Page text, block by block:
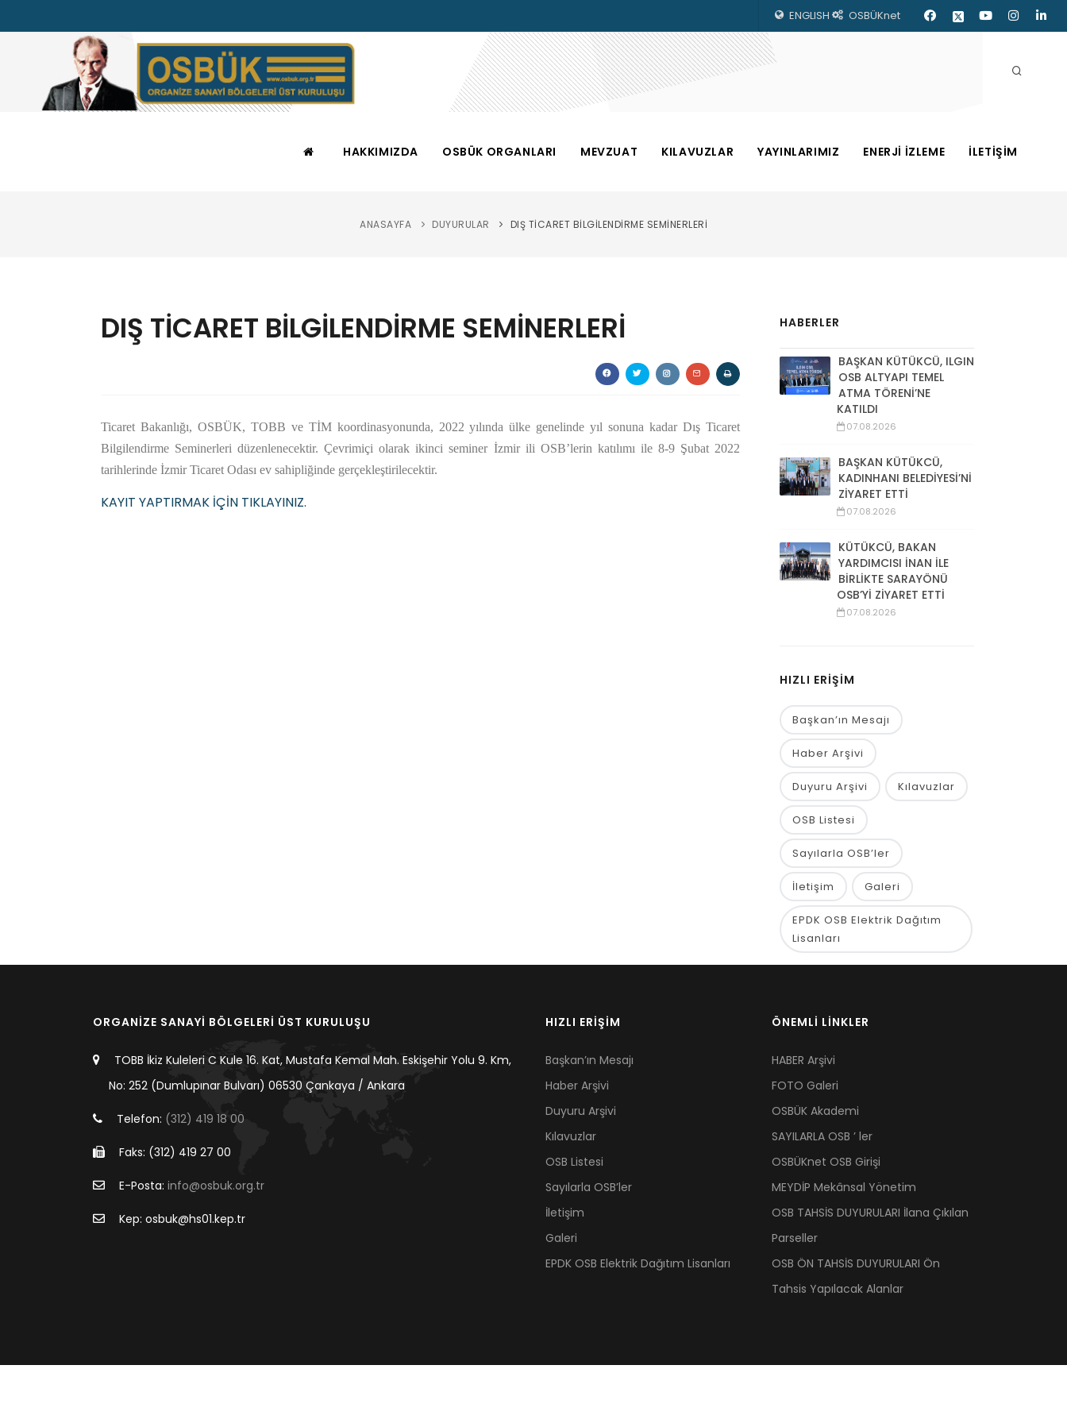
ENGLISH OSBÜKnet
HAKKIMIZDA OSBÜK ORGANLARI MEVZUAT KILAVUZLAR YAYINLARIMIZ ENERJİ İZLEME İLETİŞİM
ANASAYFA DUYURULAR DIŞ TİCARET BİLGİLENDİRME SEMİNERLERİ
DIŞ TİCARET BİLGİLENDİRME SEMİNERLERİ
Ticaret Bakanlığı, OSBÜK, TOBB ve TİM koordinasyonunda, 2022 yılında ülke genelinde yıl sonuna kadar Dış Ticaret
Bilgilendirme Seminerleri düzenlenecektir. Çevrimiçi olarak ikinci seminer İzmir ili OSB’lerin katılımı ile 8-9 Şubat 2022
tarihlerinde İzmir Ticaret Odası ev sahipliğinde gerçekleştirilecektir.
KAYIT YAPTIRMAK İÇİN TIKLAYINIZ.
HABERLER
BAŞKAN KÜTÜKCÜ, ILGIN
OSB ALTYAPI TEMEL
ATMA TÖRENİ’NE
KATILDI
07.08.2026
BAŞKAN KÜTÜKCÜ,
KADINHANI BELEDİYESİ’Nİ
ZİYARET ETTİ
07.08.2026
KÜTÜKCÜ, BAKAN
YARDIMCISI İNAN İLE
BİRLİKTE SARAYÖNÜ
OSB’Yİ ZİYARET ETTİ
07.08.2026
HIZLI ERİŞİM
Başkan’ın Mesajı
Haber Arşivi
Duyuru Arşivi Kılavuzlar
OSB Listesi
Sayılarla OSB’ler
İletişim Galeri
EPDK OSB Elektrik Dağıtım
Lisanları
ORGANİZE SANAYİ BÖLGELERİ ÜST KURULUŞU
TOBB İkiz Kuleleri C Kule 16. Kat, Mustafa Kemal Mah. Eskişehir Yolu 9. Km,
No: 252 (Dumlupınar Bulvarı) 06530 Çankaya / Ankara
Telefon: (312) 419 18 00
Faks: (312) 419 27 00
E-Posta: info@osbuk.org.tr
Kep: osbuk@hs01.kep.tr
HIZLI ERİŞİM
Başkan’ın Mesajı
Haber Arşivi
Duyuru Arşivi
Kılavuzlar
OSB Listesi
Sayılarla OSB’ler
İletişim
Galeri
EPDK OSB Elektrik Dağıtım Lisanları
ÖNEMLİ LİNKLER
HABER Arşivi
FOTO Galeri
OSBÜK Akademi
SAYILARLA OSB ’ ler
OSBÜKnet OSB Girişi
MEYDİP Mekânsal Yönetim
OSB TAHSİS DUYURULARI İlana Çıkılan
Parseller
OSB ÖN TAHSİS DUYURULARI Ön
Tahsis Yapılacak Alanlar